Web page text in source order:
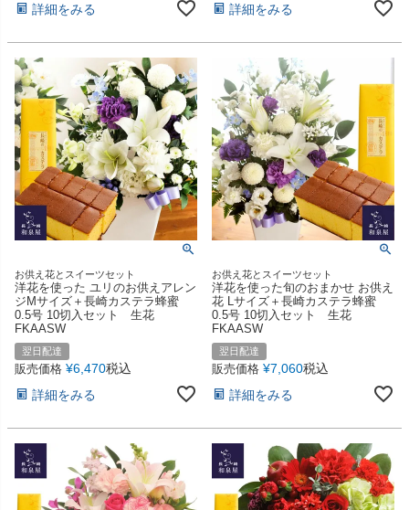
詳細をみる
詳細をみる
お供え花とスイーツセット
洋花を使った ユリのお供えアレン
ジMサイズ＋長崎カステラ蜂蜜
0.5号 10切入セット 生花
FKAASW
翌日配達
販売価格 ¥6,470税込
詳細をみる
お供え花とスイーツセット
洋花を使った旬のおまかせ お供え
花 Lサイズ＋長崎カステラ蜂蜜
0.5号 10切入セット 生花
FKAASW
翌日配達
販売価格 ¥7,060税込
詳細をみる